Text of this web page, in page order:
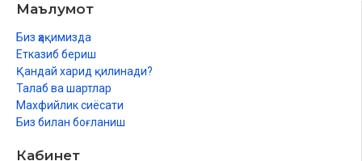
Маълумот
Биз ҳақимизда
Етказиб бериш
Қандай харид қилинади?
Талаб ва шартлар
Махфийлик сиёсати
Биз билан боғланиш
Кабинет